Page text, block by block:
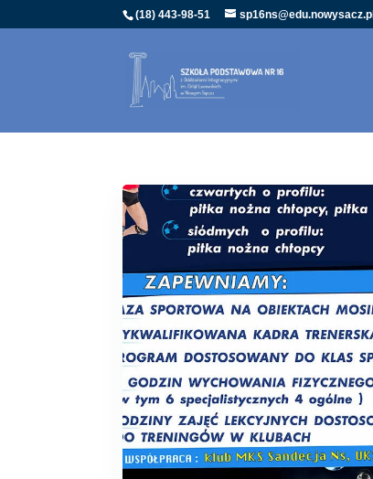
(18) 443-98-51 sp16ns@edu.nowysacz.pl